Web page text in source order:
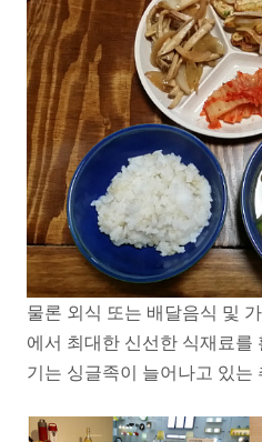
물론 외식 또는 배달음식 및
에서 최대한 신선한 식재료를
기는 싱글족이 늘어나고 있는